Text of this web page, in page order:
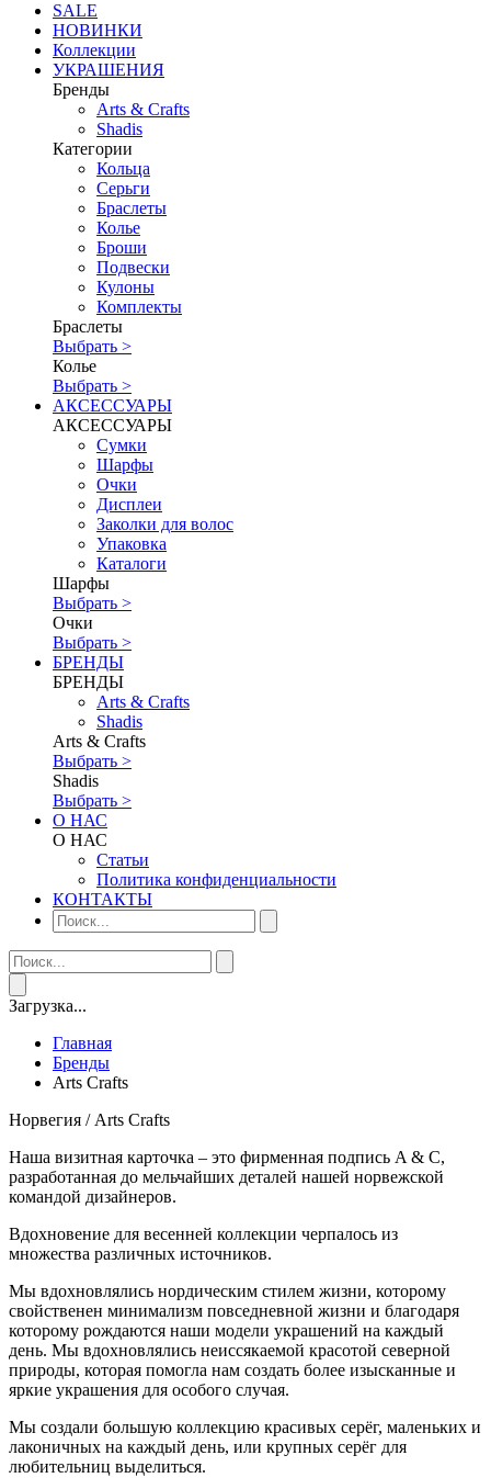
SALE
НОВИНКИ
Коллекции
УКРАШЕНИЯ
Бренды
Аrts & Сrafts
Shadis
Категории
Кольца
Серьги
Браслеты
Колье
Броши
Подвески
Кулоны
Комплекты
Браслеты
Выбрать >
Колье
Выбрать >
АКСЕССУАРЫ
АКСЕССУАРЫ
Сумки
Шарфы
Очки
Дисплеи
Заколки для волос
Упаковка
Каталоги
Шарфы
Выбрать >
Очки
Выбрать >
БРЕНДЫ
БРЕНДЫ
Аrts & Сrafts
Shadis
Аrts & Сrafts
Выбрать >
Shadis
Выбрать >
О НАС
О НАС
Статьи
Политика конфиденциальности
КОНТАКТЫ
Загрузка...
Главная
Бренды
Аrts Сrafts
Норвегия / Аrts Сrafts
Наша визитная карточка – это фирменная подпись A & C,
разработанная до мельчайших деталей нашей норвежской
командой дизайнеров.
Вдохновение для весенней коллекции черпалось из
множества различных источников.
Мы вдохновлялись нордическим стилем жизни, которому
свойственен минимализм повседневной жизни и благодаря
которому рождаются наши модели украшений на каждый
день. Мы вдохновлялись неиссякаемой красотой северной
природы, которая помогла нам создать более изысканные и
яркие украшения для особого случая.
Мы создали большую коллекцию красивых серёг, маленьких и
лаконичных на каждый день, или крупных серёг для
любительниц выделиться.